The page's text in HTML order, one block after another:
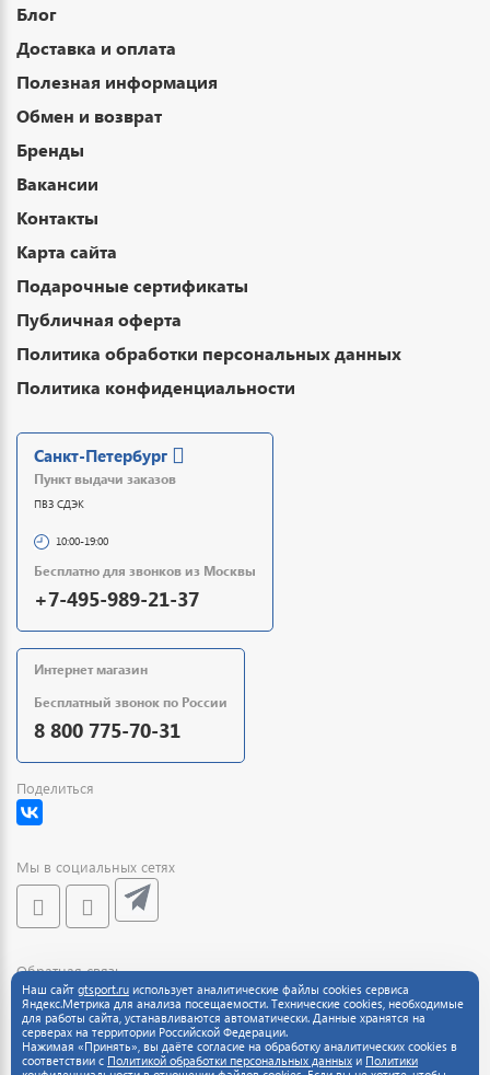
Блог
Доставка и оплата
Полезная информация
Обмен и возврат
Бренды
Вакансии
Контакты
Карта сайта
Подарочные сертификаты
Публичная оферта
Политика обработки персональных данных
Политика конфиденциальности
Санкт-Петербург
Пункт выдачи заказов
ПВЗ СДЭК
10:00-19:00
Бесплатно для звонков из Москвы
+7-495-989-21-37
Интернет магазин
Бесплатный звонок по России
8 800 775-70-31
Поделиться
Мы в социальных сетях
Обратная связь
Наш сайт gtsport.ru использует аналитические файлы cookies сервиса
Яндекс.Метрика для анализа посещаемости. Технические cookies, необходимые
для работы сайта, устанавливаются автоматически. Данные хранятся на
серверах на территории Российской Федерации.
Нажимая «Принять», вы даёте согласие на обработку аналитических cookies в
соответствии с Политикой обработки персональных данных и Политики